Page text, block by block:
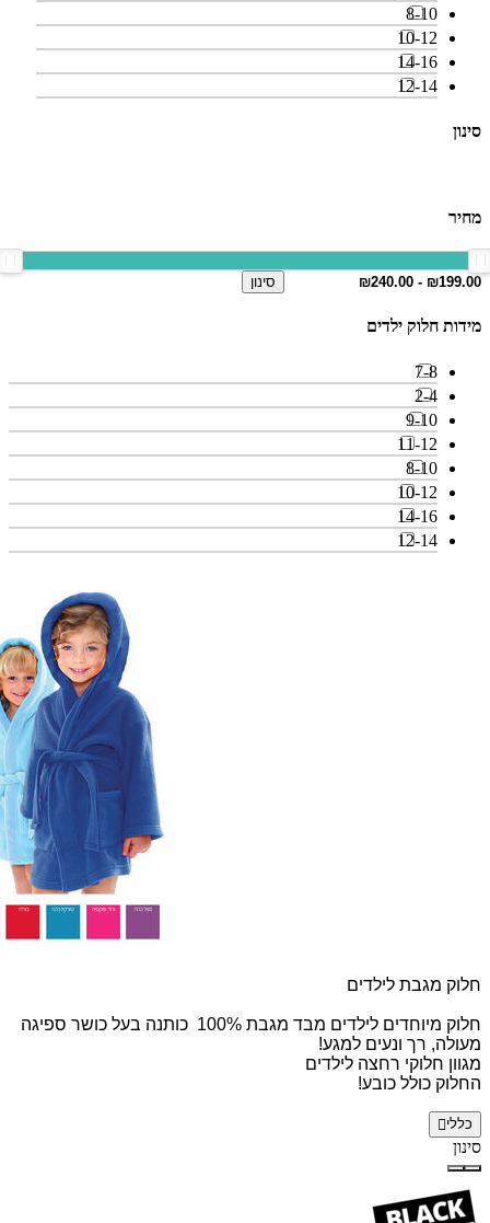
8-10
10-12
14-16
12-14
סינון
מחיר
סינון
מידות חלוק ילדים
7-8
2-4
9-10
11-12
8-10
10-12
14-16
12-14
חלוק מגבת לילדים
חלוק מיוחדים לילדים מבד מגבת 100% כותנה בעל כושר ספיגה
מעולה, רך ונעים למגע!
מגוון חלוקי רחצה לילדים
החלוק כולל כובע!
כללי
סינון